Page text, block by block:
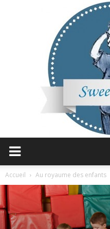
Accueil Au royaume des enfants